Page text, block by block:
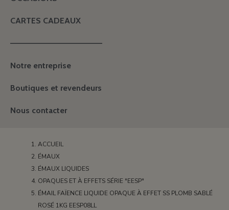
CARTES CADEAUX
———————————————
Notre entreprise
Boutiques et revendeurs
Nous contacter
ACCUEIL
ÉMAUX
ÉMAUX LIQUIDES
OPAQUES ET À EFFETS SÉRIE "EESP"
ÉMAIL FAÏENCE LIQUIDE OPAQUE À EFFET SS PLOMB SABLÉ
ROSÉ 1KG EESP08LL